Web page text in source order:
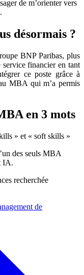
de m’orienter vers
désormais ?
BNP Paribas, plus
service financier en tant
ce poste grâce à
MBA qui m’a permis
en 3 mots
» et « soft skills »
des seuls MBA
IA.
recherchée
de